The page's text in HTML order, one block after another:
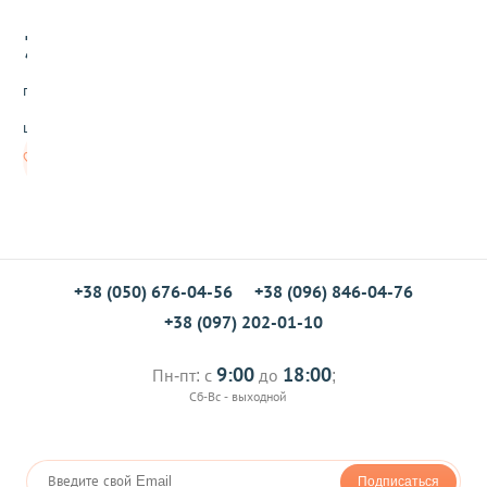
а
я
е
т
а
3
грн/
шт
+38 (050) 676-04-56
+38 (096) 846-04-76
+38 (097) 202-01-10
Пн-пт: с 9:00до 18:00;
Сб-Вс - выходной
Подписаться